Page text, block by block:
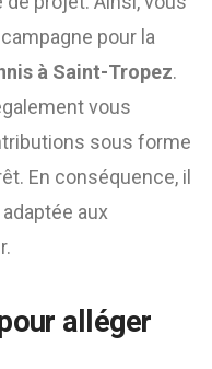
pour la
à Saint-Tropez.
vous
sous forme
En conséquence, il
aux
alléger